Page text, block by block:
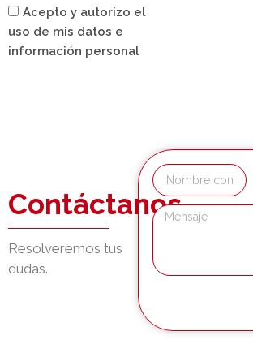
Acepto y autorizo el
uso de mis datos e
información personal
Contáctanos
Resolveremos tus
dudas.